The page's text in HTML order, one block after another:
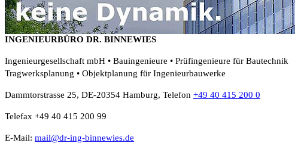
INGENIEURBÜRO DR. BINNEWIES
Ingenieurgesellschaft mbH • Bauingenieure • Prüfingenieure für Bautechnik
Tragwerksplanung • Objektplanung für Ingenieurbauwerke
Dammtorstrasse 25, DE-20354 Hamburg, Telefon +49 40 415 200 0
Telefax +49 40 415 200 99
E-Mail: mail@dr-ing-binnewies.de